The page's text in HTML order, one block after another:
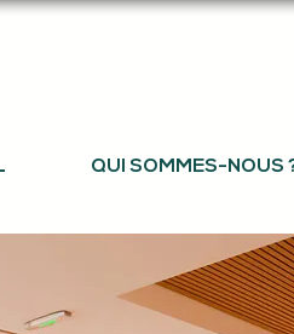
QUI SOMMES-NOUS